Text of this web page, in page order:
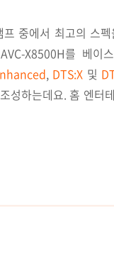
프 중에서 최고의 스
X8500H를 베이
, DTS:X 및
성하는데요. 홈 엔터